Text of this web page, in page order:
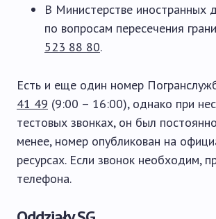
В Министерстве иностранных
по вопросам пересечения
523 88 80.
Есть и еще один номер
41 49 (9:00 – 16:00), однако при
тестовых звонках, он был
менее, номер опубликован на
ресурсах. Если звонок необходим,
телефона.